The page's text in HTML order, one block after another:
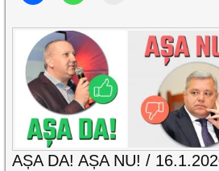
AȘA DA! AȘA NU! /